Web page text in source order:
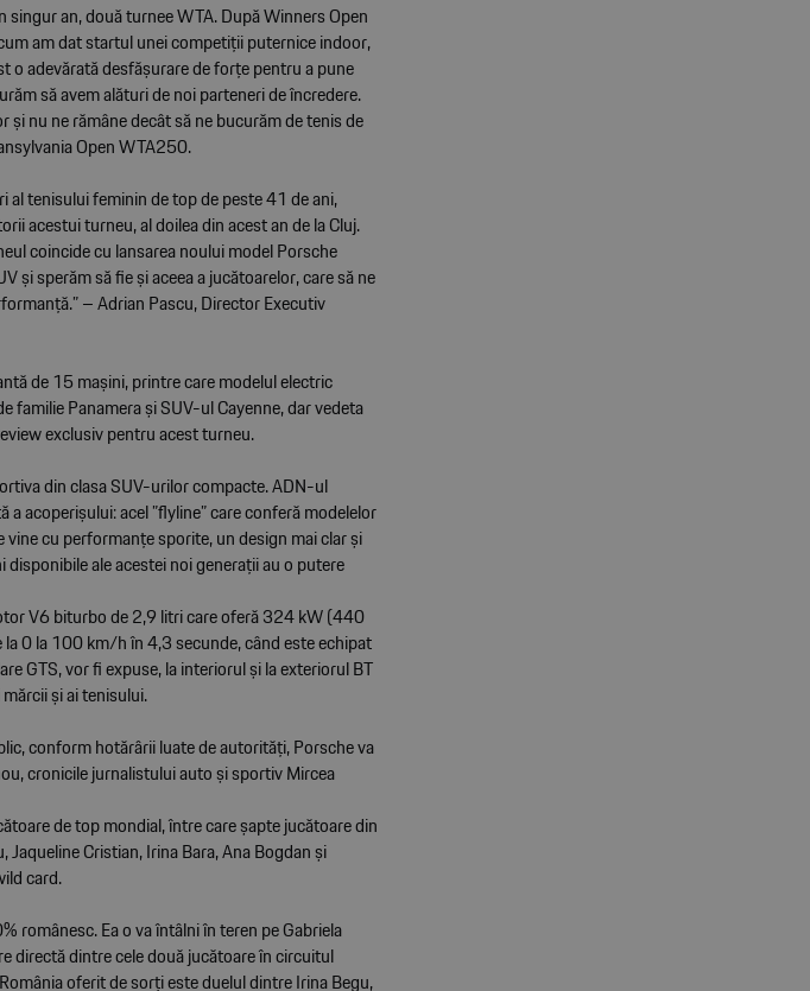
an, două turnee WTA. După Winners Open
am dat startul unei competiții puternice indoor,
o adevărată desfășurare de forțe pentru a pune
să avem alături de noi parteneri de încredere.
nu ne rămâne decât să ne bucurăm de tenis de
Open WTA250.
al tenisului feminin de top de peste 41 de ani,
acestui turneu, al doilea din acest an de la Cluj.
coincide cu lansarea noului model Porsche
și sperăm să fie și aceea a jucătoarelor, care să ne
– Adrian Pascu, Director Executiv
de 15 mașini, printre care modelul electric
familie Panamera și SUV-ul Cayenne, dar vedeta
exclusiv pentru acest turneu.
din clasa SUV-urilor compacte. ADN-ul
acoperișului: acel ”flyline” care conferă modelelor
cu performanțe sporite, un design mai clar și
ale acestei noi generații au o putere
V6 biturbo de 2,9 litri care oferă 324 kW (440
0 la 100 km/h în 4,3 secunde, când este echipat
GTS, vor fi expuse, la interiorul și la exteriorul BT
și ai tenisului.
conform hotărârii luate de autorități, Porsche va
cronicile jurnalistului auto și sportiv Mircea
de top mondial, între care șapte jucătoare din
Jaqueline Cristian, Irina Bara, Ana Bogdan și
card.
românesc. Ea o va întâlni în teren pe Gabriela
dintre cele două jucătoare în circuitul
oferit de sorți este duelul dintre Irina Begu,